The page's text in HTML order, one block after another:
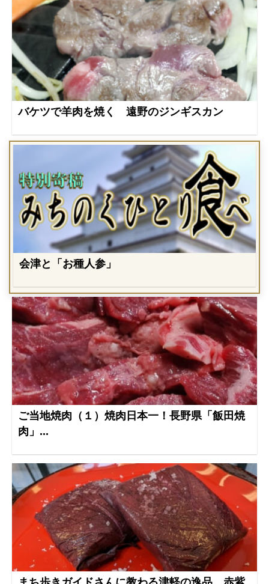
バケツで羊肉を焼く 遠野のジンギスカン
会津と「お種人参」
ご当地焼肉（１）焼肉日本一！長野県「飯田焼
肉」...